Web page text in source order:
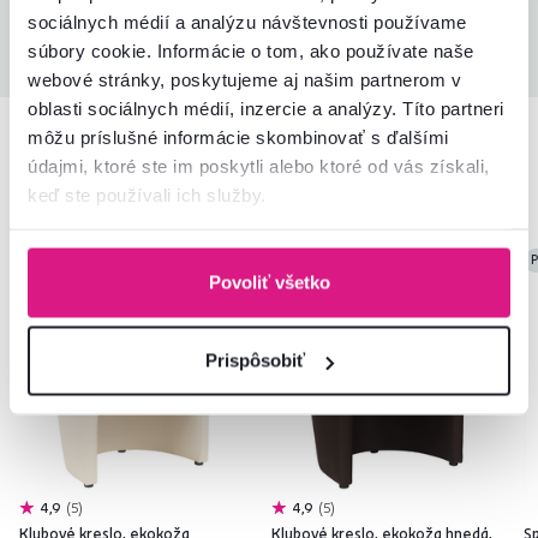
sociálnych médií a analýzu návštevnosti používame
súbory cookie. Informácie o tom, ako používate naše
webové stránky, poskytujeme aj našim partnerom v
oblasti sociálnych médií, inzercie a analýzy. Títo partneri
môžu príslušné informácie skombinovať s ďalšími
údajmi, ktoré ste im poskytli alebo ktoré od vás získali,
keď ste používali ich služby.
Povoliť všetko
Prispôsobiť
Všetky recenzie
Podobné produkty
4,9 5
Klubové kreslo, ekokoža
4,9 5
Klubové kreslo, ekokoža hnedá,